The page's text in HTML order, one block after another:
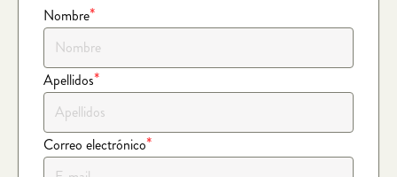
Nombre*
Apellidos*
Correo electrónico*